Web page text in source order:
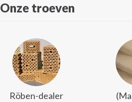
Onze troeven
Röben-dealer